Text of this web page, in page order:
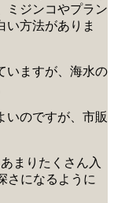
ミジンコやプラン
い方法がありま
いますが、海水の
いのですが、市販
まりたくさん入
さになるように